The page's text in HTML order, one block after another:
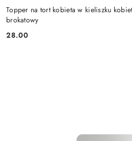
Topper na tort kobieta w kieliszku
brokatowy
Cena:
28.00